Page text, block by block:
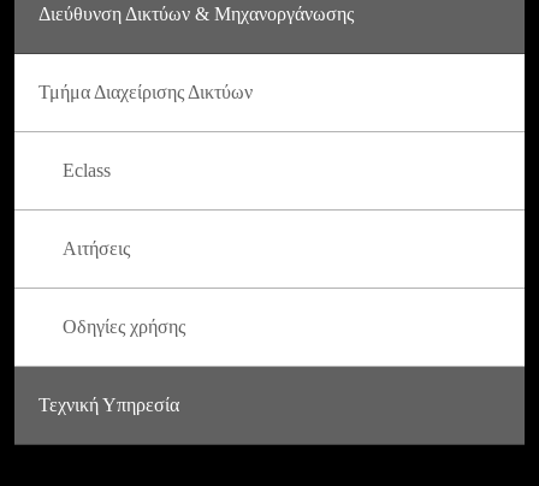
Διεύθυνση Δικτύων & Μηχανοργάνωσης
Τμήμα Διαχείρισης Δικτύων
Eclass
Αιτήσεις
Οδηγίες χρήσης
Τεχνική Υπηρεσία